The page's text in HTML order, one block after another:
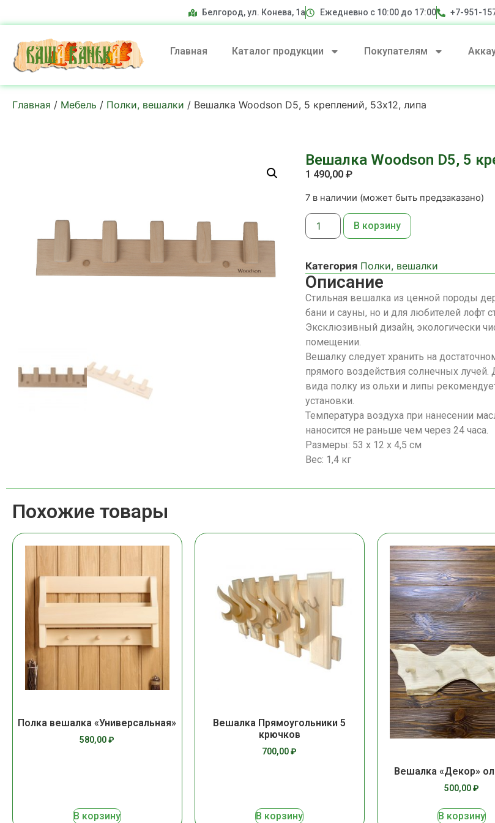
Белгород, ул. Конева, 1а Ежедневно с 10:00 до 17:00 +7-951-
Главная Каталог продукции Покупателям
Главная / Мебель / Полки, вешалки / Вешалка Woodson D5, 5 креплений, 53х12, липа
Вешалка Woodson D5, 5
1 490,00 ₽
7 в наличии (может быть предзаказано)
В корзину
Категория Полки, вешалки
Описание
Стильная вешалка из ценной породы
бани и сауны, но и для любителей лофт
Эксклюзивный дизайн, экологически
помещении.
Вешалку следует хранить на
прямого воздействия солнечных
вида полку из ольхи и липы
установки.
Температура воздуха при нанесении
наносится не раньше чем через 24 часа.
Размеры: 53 х 12 х 4,5 см
Вес: 1,4 кг
Похожие товары
Полка вешалка «Универсальная»
580,00₽
В корзину
Вешалка Прямоугольники 5
крючков
700,00₽
В корзину
Вешалка «Декор»
500,00₽
В корзину